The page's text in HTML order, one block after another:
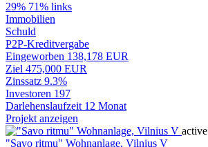
29% 71% links
Immobilien
Schuld
P2P-Kreditvergabe
Eingeworben 138,178 EUR
Ziel 475,000 EUR
Zinssatz 9.3%
Investoren 197
Darlehenslaufzeit 12 Monat
Projekt anzeigen
active
"Savo ritmu" Wohnanlage, Vilnius V